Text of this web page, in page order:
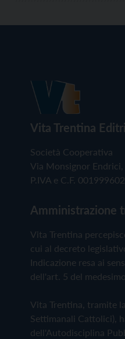
Vita Trentina
Società Cooperativa
Via Monsignor
P.IVA e C.F.
Amministrazione
Vita Trentina
cui al decreto
Indicazione resa ai
dell'art. 5 del
Vita Trentina, tramite
Settimanali Cattolici),
dell'Autodisciplina